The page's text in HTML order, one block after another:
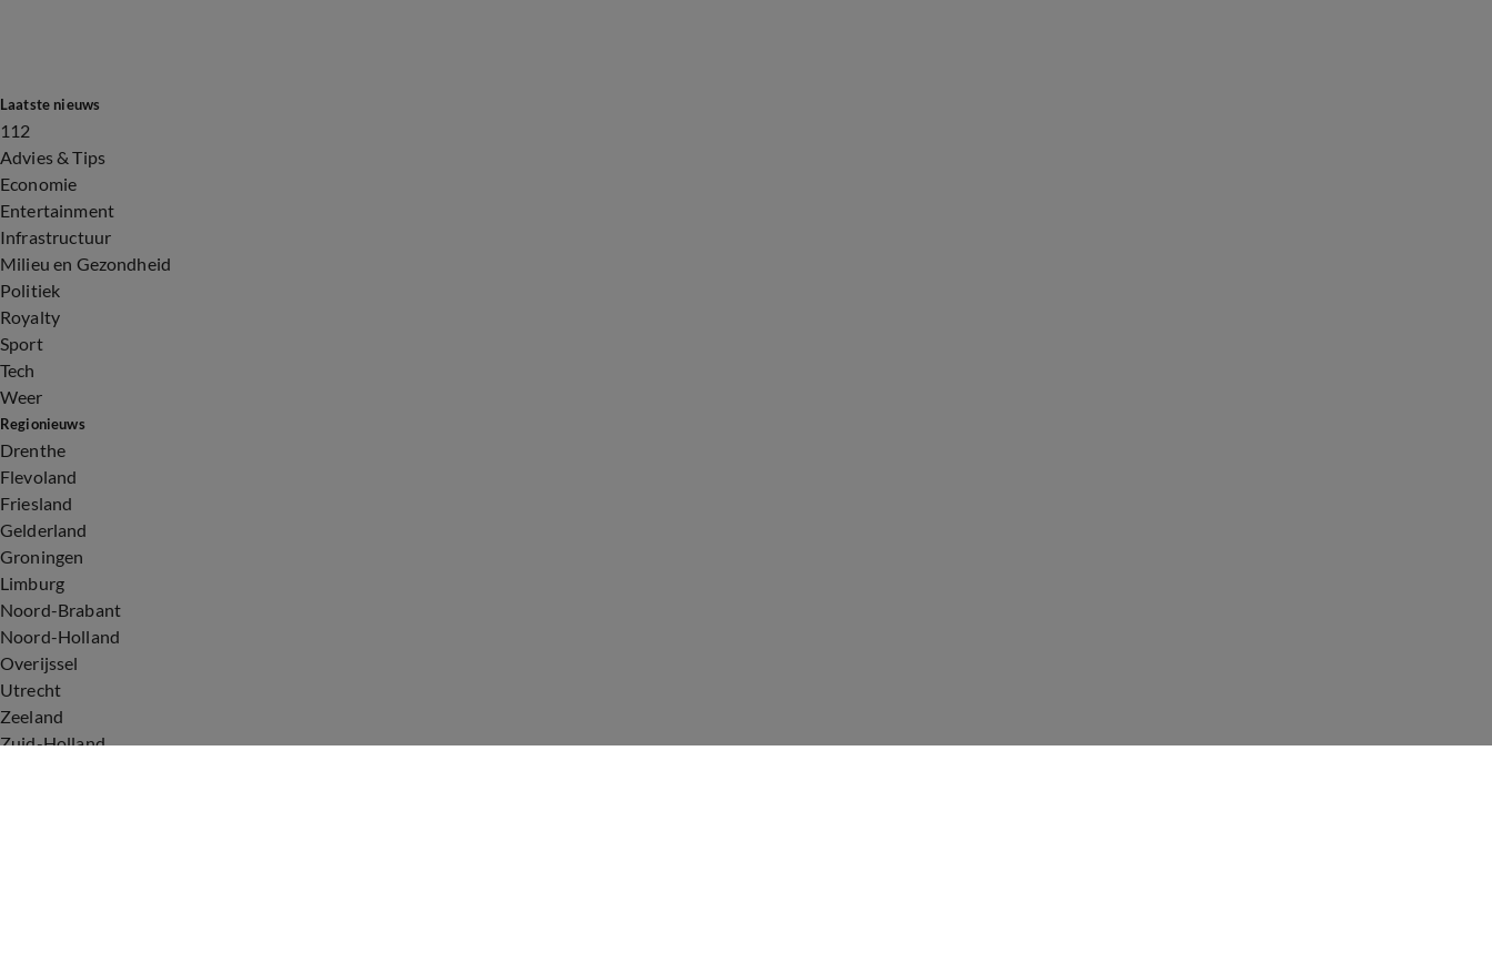
Laatste nieuws
112
Advies & Tips
Economie
Entertainment
Infrastructuur
Milieu en Gezondheid
Politiek
Royalty
Sport
Tech
Weer
Regionieuws
Drenthe
Flevoland
Friesland
Gelderland
Groningen
Limburg
Noord-Brabant
Noord-Holland
Overijssel
Utrecht
Zeeland
Zuid-Holland